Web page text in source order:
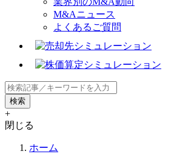
M&Aニュース
よくあるご質問
+
閉じる
ホーム